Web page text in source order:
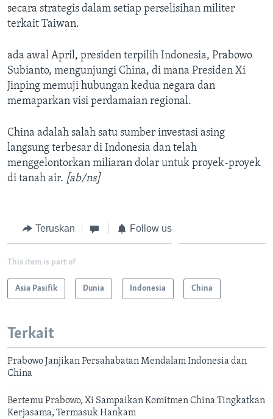
secara strategis dalam setiap perselisihan militer
terkait Taiwan.
ada awal April, presiden terpilih Indonesia, Prabowo
Subianto, mengunjungi China, di mana Presiden Xi
Jinping memuji hubungan kedua negara dan
memaparkan visi perdamaian regional.
China adalah salah satu sumber investasi asing
langsung terbesar di Indonesia dan telah
menggelontorkan miliaran dolar untuk proyek-proyek
di tanah air. [ab/ns]
Teruskan Follow us
This item is part of
Asia Pasifik Dunia Indonesia China
Terkait
Prabowo Janjikan Persahabatan Mendalam Indonesia dan
China
Bertemu Prabowo, Xi Sampaikan Komitmen China Tingkatkan
Kerjasama, Termasuk Hankam